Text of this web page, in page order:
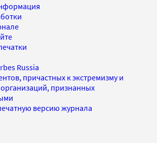
Russia
причастных к экстремизму и
признанных
версию журнала